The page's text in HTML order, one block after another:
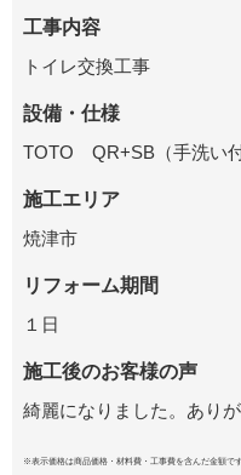
工事内容
トイレ交換工事
設備・仕様
TOTO QR+SB（手洗い
施工エリア
焼津市
リフォーム期間
１日
施工後のお客様の声
綺麗になりました。ありが
※表示価格は商品価格・材料費・工事費を含んだ金額で